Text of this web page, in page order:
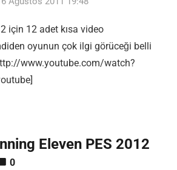
için 12 adet kısa video
oyunun çok ilgi görüceği belli
www.youtube.com/watch?
Eleven PES 2012
0